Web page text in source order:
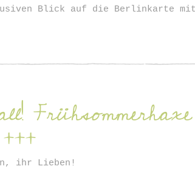
Blick auf die Berlinkarte
ihr Lieben!